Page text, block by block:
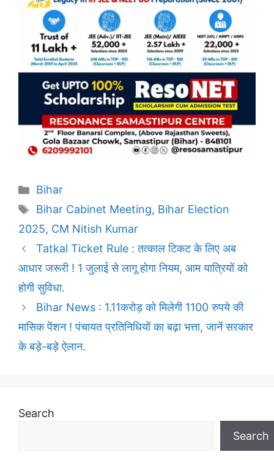
Categories
Bihar
Tags
Bihar Cabinet Meeting, Bihar Election
2025, CM Nitish Kumar
Tatkal Ticket Rule : तत्काल टिकट के लिए अब
आधार जरूरी ! 1 जुलाई से लागू होगा नियम, आम यात्रियों को
होगी सुविधा.
Bihar News : 1.11करोड़ को मिलेगी 1100 रुपये की
मासिक पेंशन ! पंचायत प्रतिनिधियों का बढ़ा भत्ता, जानें सरकार
के बड़े-बड़े ऐलान.
Search
Search